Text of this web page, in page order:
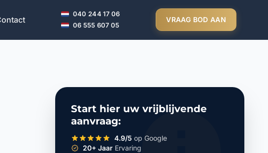
040 244 17 06
06 555 607 05
VRAAG BOD AAN
Start hier uw vrijblijvende
aanvraag:
4.9/5 op Google
20+ Jaar Ervaring